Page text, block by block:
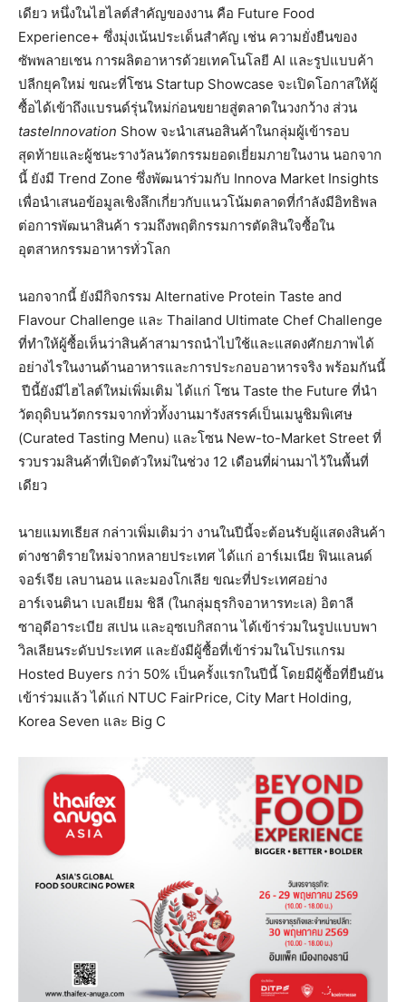
เดียว หนึ่งในไฮไลต์สำคัญของงาน คือ Future Food
Experience+ ซึ่งมุ่งเน้นประเด็นสำคัญ เช่น ความยั่งยืนของ
ซัพพลายเชน การผลิตอาหารด้วยเทคโนโลยี AI และรูปแบบค้า
ปลีกยุคใหม่ ขณะที่โซน Startup Showcase จะเปิดโอกาสให้ผู้
ซื้อได้เข้าถึงแบรนด์รุ่นใหม่ก่อนขยายสู่ตลาดในวงกว้าง ส่วน
tasteInnovation Show จะนำเสนอสินค้าในกลุ่มผู้เข้ารอบ
สุดท้ายและผู้ชนะรางวัลนวัตกรรมยอดเยี่ยมภายในงาน นอกจาก
นี้ ยังมี Trend Zone ซึ่งพัฒนาร่วมกับ Innova Market Insights
เพื่อนำเสนอข้อมูลเชิงลึกเกี่ยวกับแนวโน้มตลาดที่กำลังมีอิทธิพล
ต่อการพัฒนาสินค้า รวมถึงพฤติกรรมการตัดสินใจซื้อใน
อุตสาหกรรมอาหารทั่วโลก
นอกจากนี้ ยังมีกิจกรรม Alternative Protein Taste and
Flavour Challenge และ Thailand Ultimate Chef Challenge
ที่ทำให้ผู้ซื้อเห็นว่าสินค้าสามารถนำไปใช้และแสดงศักยภาพได้
อย่างไรในงานด้านอาหารและการประกอบอาหารจริง พร้อมกันนี้
ปีนี้ยังมีไฮไลต์ใหม่เพิ่มเติม ได้แก่ โซน Taste the Future ที่นำ
วัตถุดิบนวัตกรรมจากทั่วทั้งงานมารังสรรค์เป็นเมนูชิมพิเศษ
(Curated Tasting Menu) และโซน New-to-Market Street ที่
รวบรวมสินค้าที่เปิดตัวใหม่ในช่วง 12 เดือนที่ผ่านมาไว้ในพื้นที่
เดียว
นายแมทเธียส กล่าวเพิ่มเติมว่า งานในปีนี้จะต้อนรับผู้แสดงสินค้า
ต่างชาติรายใหม่จากหลายประเทศ ได้แก่ อาร์เมเนีย ฟินแลนด์
จอร์เจีย เลบานอน และมองโกเลีย ขณะที่ประเทศอย่าง
อาร์เจนตินา เบลเยียม ชิลี (ในกลุ่มธุรกิจอาหารทะเล) อิตาลี
ซาอุดีอาระเบีย สเปน และอุซเบกิสถาน ได้เข้าร่วมในรูปแบบพา
วิลเลียนระดับประเทศ และยังมีผู้ซื้อที่เข้าร่วมในโปรแกรม
Hosted Buyers กว่า 50% เป็นครั้งแรกในปีนี้ โดยมีผู้ซื้อที่ยืนยัน
เข้าร่วมแล้ว ได้แก่ NTUC FairPrice, City Mart Holding,
Korea Seven และ Big C